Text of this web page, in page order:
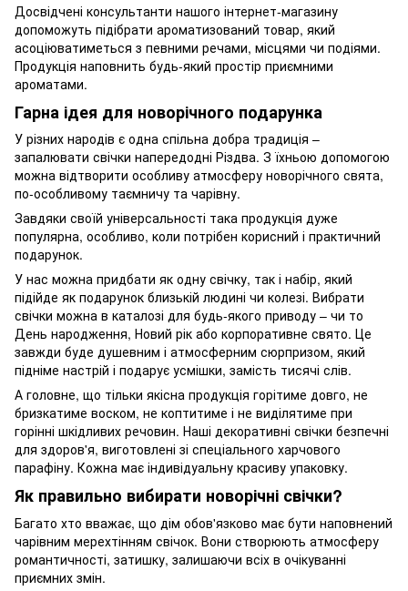
Досвідчені консультанти нашого інтернет-магазину
допоможуть підібрати ароматизований товар, який
асоціюватиметься з певними речами, місцями чи подіями.
Продукція наповнить будь-який простір приємними
ароматами.
Гарна ідея для новорічного подарунка
У різних народів є одна спільна добра традиція –
запалювати свічки напередодні Різдва. З їхньою допомогою
можна відтворити особливу атмосферу новорічного свята,
по-особливому таємничу та чарівну.
Завдяки своїй універсальності така продукція дуже
популярна, особливо, коли потрібен корисний і практичний
подарунок.
У нас можна придбати як одну свічку, так і набір, який
підійде як подарунок близькій людині чи колезі. Вибрати
свічки можна в каталозі для будь-якого приводу – чи то
День народження, Новий рік або корпоративне свято. Це
завжди буде душевним і атмосферним сюрпризом, який
підніме настрій і подарує усмішки, замість тисячі слів.
А головне, що тільки якісна продукція горітиме довго, не
бризкатиме воском, не коптитиме і не виділятиме при
горінні шкідливих речовин. Наші декоративні свічки безпечні
для здоров'я, виготовлені зі спеціального харчового
парафіну. Кожна має індивідуальну красиву упаковку.
Як правильно вибирати новорічні свічки?
Багато хто вважає, що дім обов'язково має бути наповнений
чарівним мерехтінням свічок. Вони створюють атмосферу
романтичності, затишку, залишаючи всіх в очікуванні
приємних змін.